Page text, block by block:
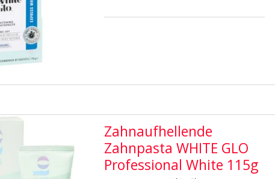
Zahnaufhellende
Zahnpasta WHITE GLO
Professional White 115g